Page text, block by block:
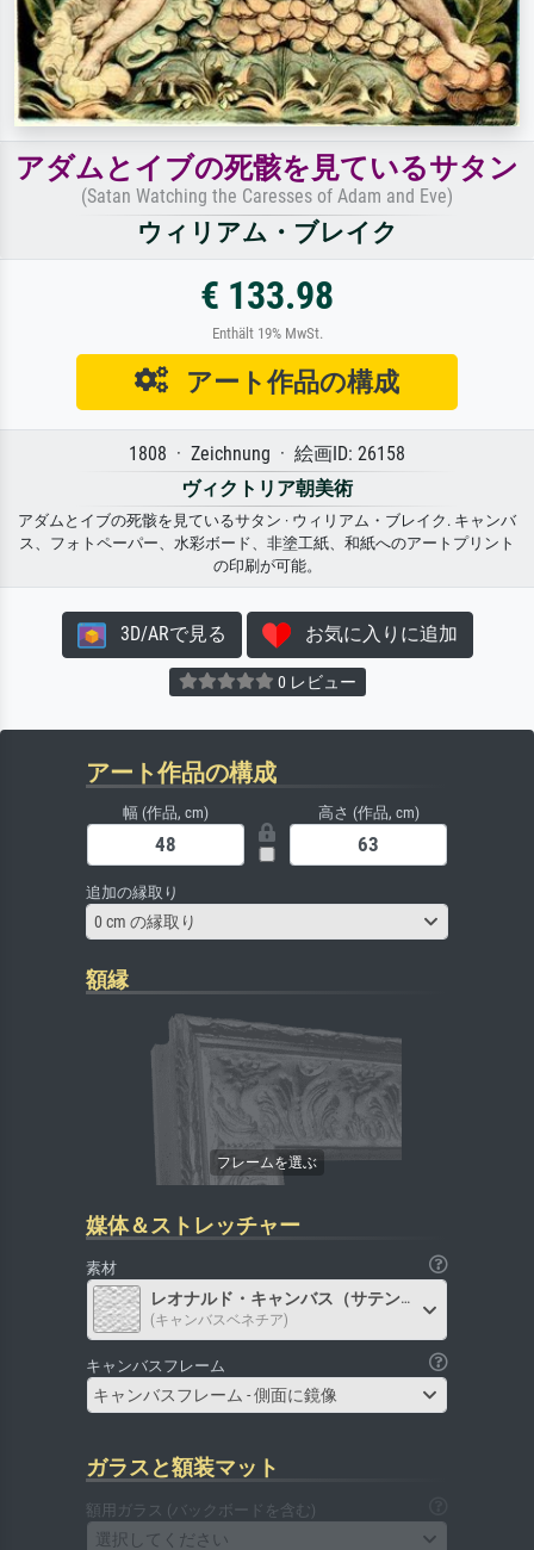
アダムとイブの死骸を見ているサタン
(Satan Watching the Caresses of Adam and Eve)
ウィリアム・ブレイク
€ 133.98
Enthält 19% MwSt.
アート作品の構成
1808 · Zeichnung · 絵画ID: 26158
ヴィクトリア朝美術
アダムとイブの死骸を見ているサタン · ウィリアム・ブレイク. キャンバ
ス、フォトペーパー、水彩ボード、非塗工紙、和紙へのアートプリント
の印刷が可能。
3D/ARで見る お気に入りに追加
0 レビュー
アート作品の構成
幅 (作品, cm) 高さ (作品, cm)
追加の縁取り
0 cm の縁取り
額縁
媒体＆ストレッチャー
素材
レオナルド・キャンバス（サテン）
(キャンバスベネチア)
キャンバスフレーム
キャンバスフレーム - 側面に鏡像
ガラスと額装マット
額用ガラス (バックボードを含む)
選択してください